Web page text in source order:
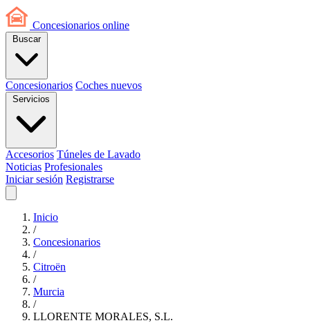
Concesionarios online
Buscar
Concesionarios Coches nuevos
Servicios
Accesorios Túneles de Lavado
Noticias Profesionales
Iniciar sesión Registrarse
Inicio
/
Concesionarios
/
Citroën
/
Murcia
/
LLORENTE MORALES, S.L.